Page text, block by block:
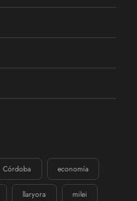
Córdoba economía
llaryora milei